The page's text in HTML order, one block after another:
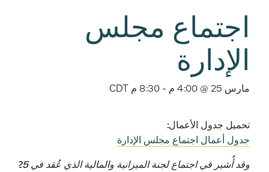
اجتماع مجلس
الإدارة
مارس 25 @ 4:00 م - 8:30 م CDT
تحميل جدول الأعمال:
جدول أعمال اجتماع مجلس الإدارة